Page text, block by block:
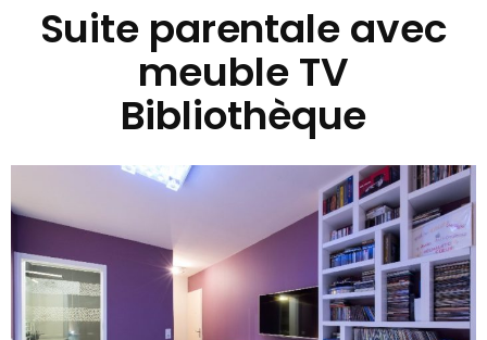
Suite parentale avec
meuble TV
Bibliothèque